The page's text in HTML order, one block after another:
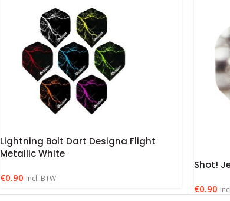
Lightning Bolt Dart Designa Flight
Metallic White
€0.90 Incl. BTW
Shot!
€0.90